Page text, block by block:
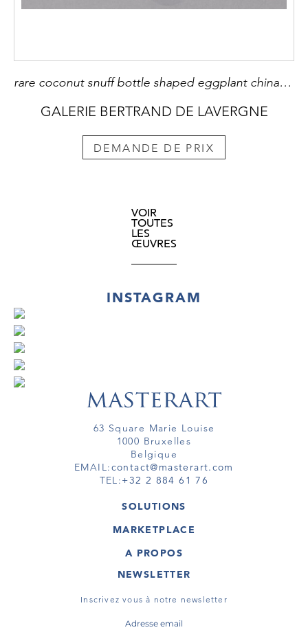
rare coconut snuff bottle shaped eggplant china 19th century
GALERIE BERTRAND DE LAVERGNE
DEMANDE DE PRIX
VOIR
TOUTES
LES
ŒUVRES
INSTAGRAM
63 Square Marie Louise
1000 Bruxelles
Belgique
EMAIL:contact@masterart.com
TEL:+32 2 884 61 76
SOLUTIONS
GALERIE
ARTISTE
TOUR VIRTUEL
MARKETPLACE
OEUVRES D'ART
TOURS VIRTUELS
A PROPOS
MASTERART
CONDITIONS GÉNÉRALES
NEWSLETTER
Inscrivez vous à notre newsletter